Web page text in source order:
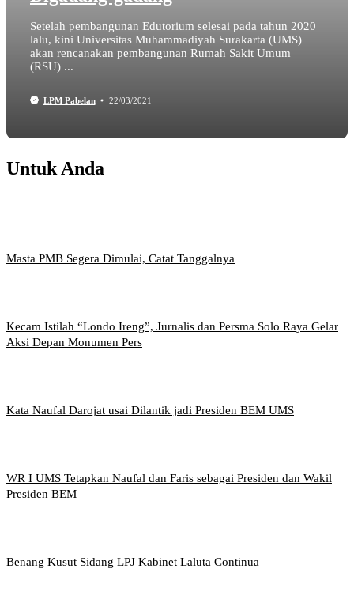
Setelah pembangunan Edutorium selesai pada tahun 2020
lalu, kini Universitas Muhammadiyah Surakarta (UMS)
akan rencanakan pembangunan Rumah Sakit Umum
(RSU) ...
LPM Pabelan 22/03/2021
Untuk Anda
Masta PMB Segera Dimulai, Catat Tanggalnya
Kecam Istilah “Londo Ireng”, Jurnalis dan Persma Solo Raya Gelar
Aksi Depan Monumen Pers
Kata Naufal Darojat usai Dilantik jadi Presiden BEM UMS
WR I UMS Tetapkan Naufal dan Faris sebagai Presiden dan Wakil
Presiden BEM
Benang Kusut Sidang LPJ Kabinet Laluta Continua